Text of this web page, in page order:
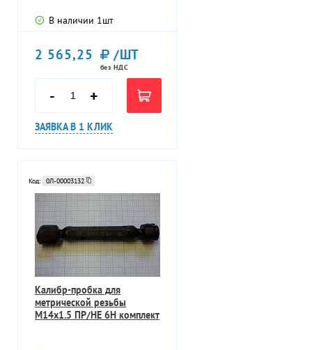
В наличии 1шт
2 565,25 /ШТ
без НДС
- +
ЗАЯВКА В 1 КЛИК
Код: 0Л-00003132
Калибр-пробка для
метрической резьбы
М14х1.5 ПР/НЕ 6Н комплект